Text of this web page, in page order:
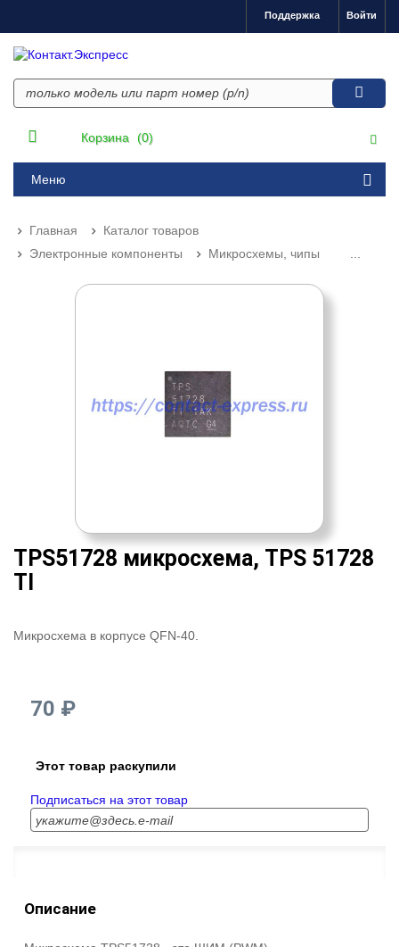
Войти
Поддержка
Корзина (0)
Меню
Главная
Каталог товаров
Электронные компоненты
Микросхемы, чипы
TPS51728 микросхема, TPS 51728
TI
Микросхема в корпусе QFN-40.
70 ₽
Этот товар раскупили
Подписаться на этот товар
Описание